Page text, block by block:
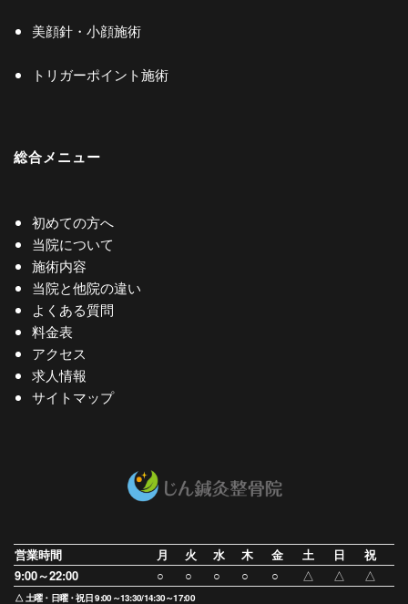
美顔針・小顔施術
トリガーポイント施術
総合メニュー
初めての方へ
当院について
施術内容
当院と他院の違い
よくある質問
料金表
アクセス
求人情報
サイトマップ
営業時間 月 火 水 木 金 土 日
祝
9:00～22:00
○ ○ ○ ○ ○ △ △ △
△ 土曜・日曜・祝日 9:00～13:30/14:30～17:00